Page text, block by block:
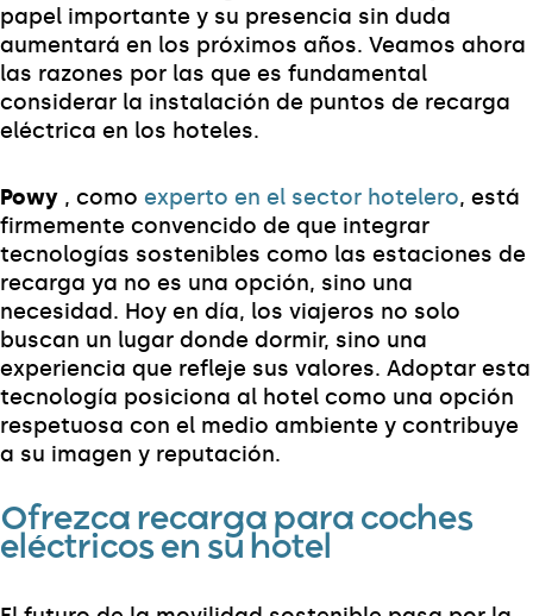
papel importante y su presencia sin duda
aumentará en los próximos años. Veamos ahora
las razones por las que es fundamental
considerar la instalación de puntos de recarga
eléctrica en los hoteles.
Powy , como experto en el sector hotelero, está
firmemente convencido de que integrar
tecnologías sostenibles como las estaciones de
recarga ya no es una opción, sino una
necesidad. Hoy en día, los viajeros no solo
buscan un lugar donde dormir, sino una
experiencia que refleje sus valores. Adoptar esta
tecnología posiciona al hotel como una opción
respetuosa con el medio ambiente y contribuye
a su imagen y reputación.
Ofrezca recarga para coches
eléctricos en su hotel